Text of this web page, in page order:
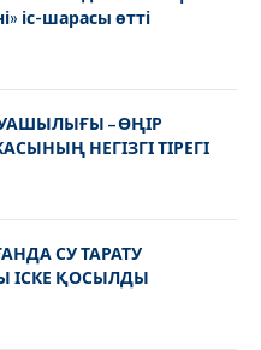
іс-шарасы өтті
– ӨҢІР
НЕГІЗГІ ТІРЕГІ
СУ ТАРАТУ
ІСКЕ ҚОСЫЛДЫ